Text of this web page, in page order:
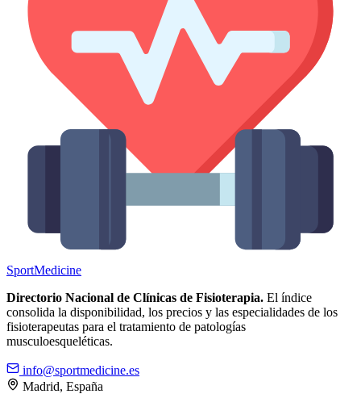
SportMedicine
Directorio Nacional de Clínicas de Fisioterapia. El índice
consolida la disponibilidad, los precios y las especialidades de los
fisioterapeutas para el tratamiento de patologías
musculoesqueléticas.
info@sportmedicine.es
Madrid, España